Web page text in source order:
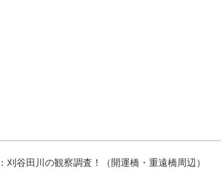
刈谷田川の観察調査！（開運橋・重遠橋周辺）